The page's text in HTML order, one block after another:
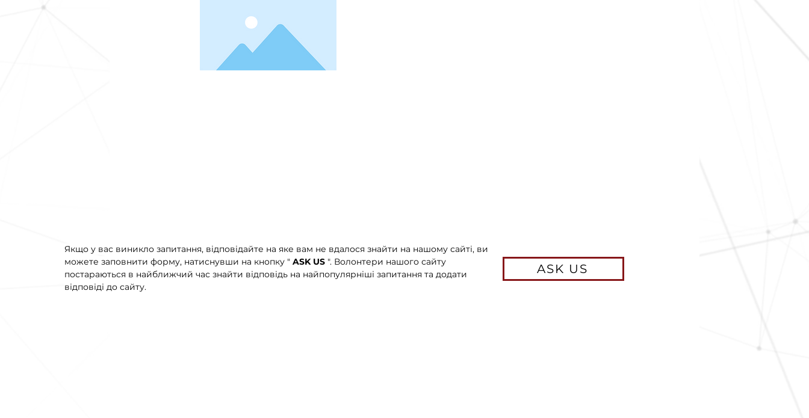
Якщо у вас виникло запитання, відповідайте на яке вам не вдалося знайти на нашому сайті, ви
можете заповнити форму, натиснувши на кнопку " ASK US ". Волонтери нашого сайту
постараються в найближчий час знайти відповідь на найпопулярніші запитання та додати
відповіді до сайту.
ASK US